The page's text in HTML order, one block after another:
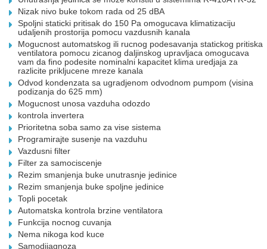
Nizak nivo buke tokom rada od 25 dBA
Spoljni staticki pritisak do 150 Pa omogucava klimatizaciju
udaljenih prostorija pomocu vazdusnih kanala
Mogucnost automatskog ili rucnog podesavanja statickog pritiska
ventilatora pomocu zicanog daljinskog upravljaca omogucava
vam da fino podesite nominalni kapacitet klima uredjaja za
razlicite prikljucene mreze kanala
Odvod kondenzata sa ugradjenom odvodnom pumpom (visina
podizanja do 625 mm)
Mogucnost unosa vazduha odozdo
kontrola invertera
Prioritetna soba samo za vise sistema
Programirajte susenje na vazduhu
Vazdusni filter
Filter za samociscenje
Rezim smanjenja buke unutrasnje jedinice
Rezim smanjenja buke spoljne jedinice
Topli pocetak
Automatska kontrola brzine ventilatora
Funkcija nocnog cuvanja
Nema nikoga kod kuce
Samodijagnoza